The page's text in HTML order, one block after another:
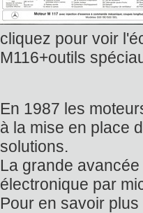
cliquez pour
M116+outils
En 1987 les
à la mise en place
solutions.
La grande
électronique par
Pour en savoir